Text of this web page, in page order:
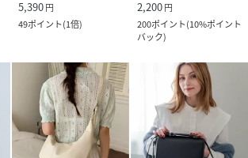
5,390円
49ポイント(1倍)
2,200円
200ポイント(10%ポイント
バック)